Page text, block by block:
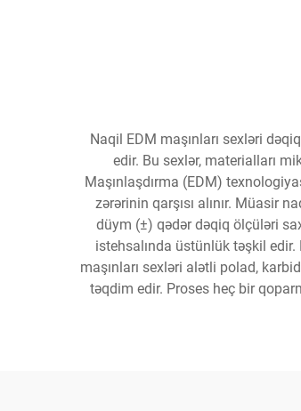
Naqil EDM maşınları sexləri
edir. Bu sexlər, materialları
Maşınlaşdırma (EDM)
zərərinin qarşısı alınır. Müasir
düym (±) qədər dəqiq ölçüləri
istehsalında üstünlük təşkil
maşınları sexləri alətli polad,
təqdim edir. Proses heç bir